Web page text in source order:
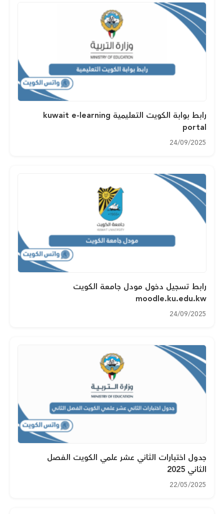
رابط بوابة الكويت التعليمية kuwait e-learning
portal
24/09/2025
رابط تسجيل دخول مودل جامعة الكويت
moodle.ku.edu.kw
24/09/2025
جدول اختبارات الثاني عشر علمي الكويت الفصل
الثاني 2025
22/05/2025